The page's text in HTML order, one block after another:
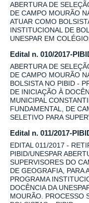
ABERTURA DE
DE CAMPO MOURÃO
ATUAR COMO
INSTITUCIONAL DE
UNESPAR EM
Edital n. 010/2017-
ABERTURA DE
DE CAMPO MOURÃO
BOLSISTA NO PIBID -
DE INICIAÇÃO À
MUNICIPAL
FUNDAMENTAL, DE
SELETIVO PARA
Edital n. 011/2017-
EDITAL 011/2017 -
PIBID/UNESPAR
SUPERVISORES DO
DE GEOGRAFIA, PARA
PROGRAMA
DOCÊNCIA DA
MOURÃO. PROCESSO